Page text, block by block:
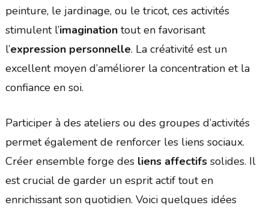
peinture, le jardinage, ou le tricot, ces activités
stimulent l’imaginationtout en favorisant
l’expression personnelle. La créativité est un
excellent moyen d’améliorer la concentration et la
confiance en soi.
Participer à des ateliers ou des groupes d’activités
permet également de renforcer les liens sociaux.
Créer ensemble forge des liens affectifssolides. Il
est crucial de garder un esprit actif tout en
enrichissant son quotidien. Voici quelques idées